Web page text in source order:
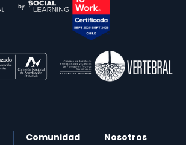
Comunidad
Nosotros